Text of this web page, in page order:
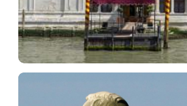
Culturale Italo-Tedesca, e la
della Fenice.